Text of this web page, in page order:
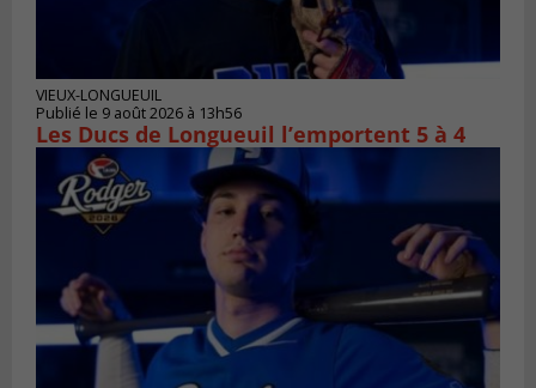
VIEUX-LONGUEUIL
Publié le 9 août 2026 à 13h56
Les Ducs de Longueuil l’emportent 5 à 4